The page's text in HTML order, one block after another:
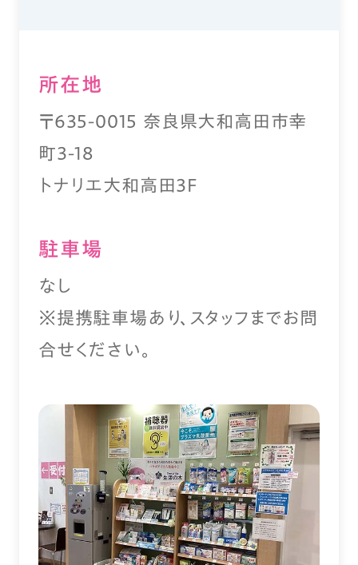
所在地
〒635-0015 奈良県大和高田市幸
町3-18
トナリエ大和高田3Ｆ
駐⾞場
なし
※提携駐車場あり、スタッフまでお問
合せください。